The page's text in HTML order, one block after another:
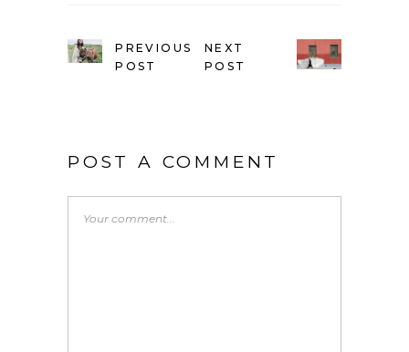
PREVIOUS
POST
NEXT
POST
POST A COMMENT